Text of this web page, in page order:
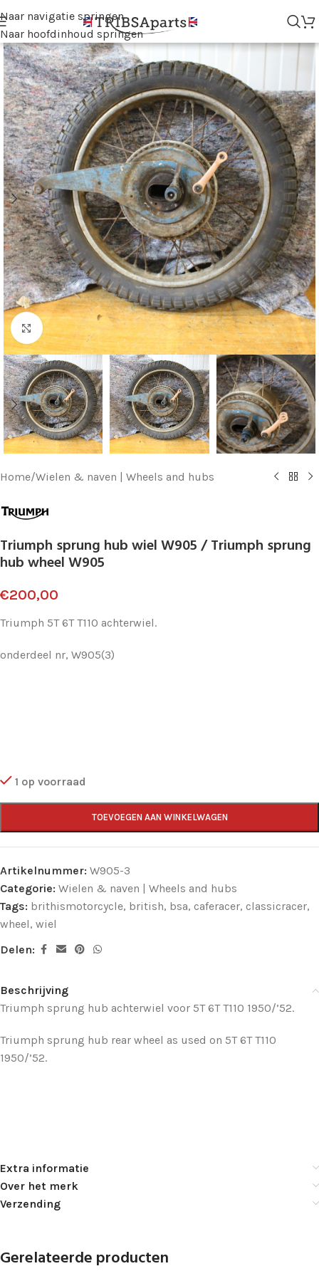
Naar navigatie springen
Naar hoofdinhoud springen
Klik voor vergroting
Home/Wielen & naven | Wheels and hubs
Triumph sprung hub wiel W905 / Triumph sprung
hub wheel W905
€200,00
Triumph 5T 6T T110 achterwiel.
onderdeel nr, W905(3)
1 op voorraad
TOEVOEGEN AAN WINKELWAGEN
Artikelnummer: W905-3
Categorie: Wielen & naven | Wheels and hubs
Tags: brithismotorcycle, british, bsa, caferacer, classicracer,
wheel, wiel
Delen:
Beschrijving
Triumph sprung hub achterwiel voor 5T 6T T110 1950/’52.
Triumph sprung hub rear wheel as used on 5T 6T T110
1950/’52.
Extra informatie
Over het merk
Verzending
Gerelateerde producten